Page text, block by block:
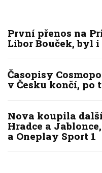
První přenos na
Libor Bouček, byl
Časopisy
v Česku končí, po
Nova koupila
Hradce a
a Oneplay Sport 1